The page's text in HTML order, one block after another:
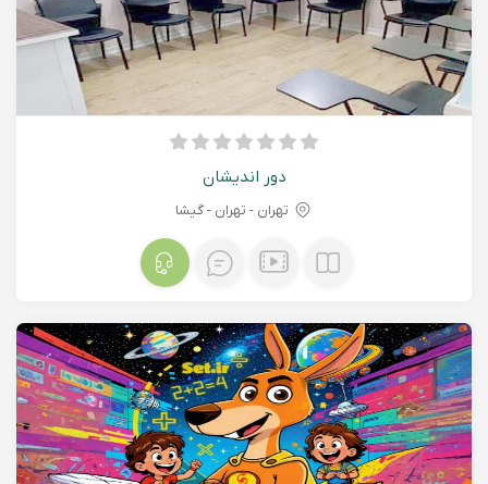
دور اندیشان
تهران - تهران - گیشا